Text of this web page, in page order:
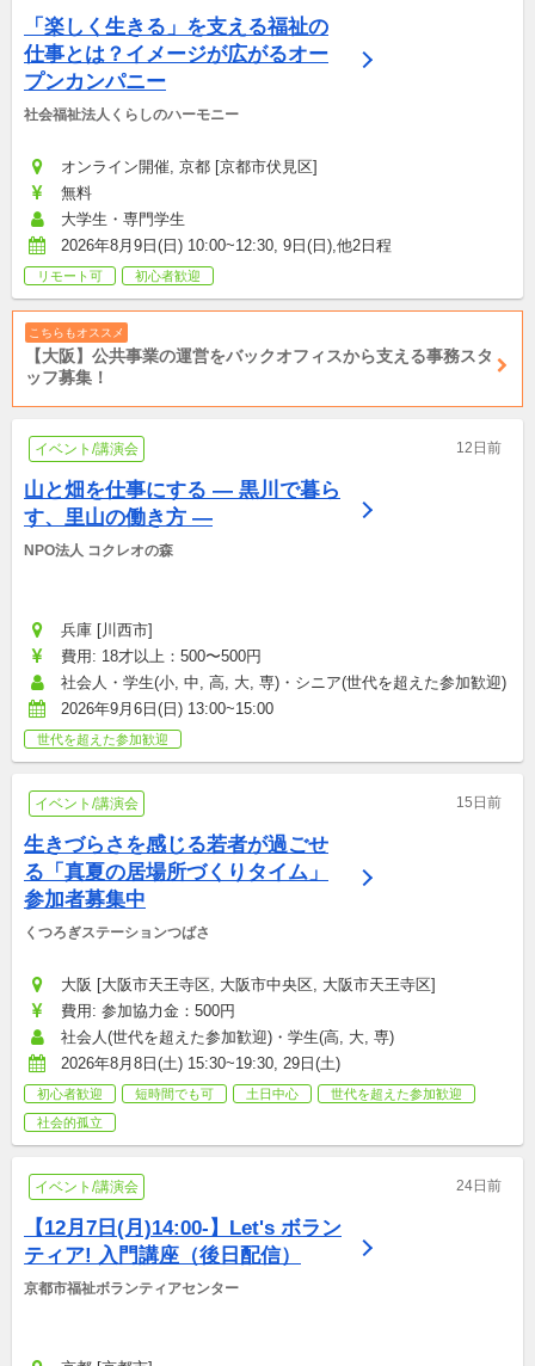
「楽しく生きる」を支える福祉の
仕事とは？イメージが広がるオー
プンカンパニー
社会福祉法人くらしのハーモニー
オンライン開催, 京都 [京都市伏見区]
無料
大学生・専門学生
2026年8月9日(日) 10:00~12:30, 9日(日),他2日程
リモート可 初心者歓迎
こちらもオススメ
【大阪】公共事業の運営をバックオフィスから支える事務スタ
ッフ募集！
イベント/講演会 12日前
山と畑を仕事にする ― 黒川で暮ら
す、里山の働き方 ―
NPO法人 コクレオの森
兵庫 [川西市]
費用: 18才以上：500〜500円
社会人・学生(小, 中, 高, 大, 専)・シニア(世代を超えた参加歓迎)
2026年9月6日(日) 13:00~15:00
世代を超えた参加歓迎
イベント/講演会 15日前
生きづらさを感じる若者が過ごせ
る「真夏の居場所づくりタイム」
参加者募集中
くつろぎステーションつばさ
大阪 [大阪市天王寺区, 大阪市中央区, 大阪市天王寺区]
費用: 参加協力金：500円
社会人(世代を超えた参加歓迎)・学生(高, 大, 専)
2026年8月8日(土) 15:30~19:30, 29日(土)
初心者歓迎 短時間でも可 土日中心
世代を超えた参加歓迎
社会的孤立
イベント/講演会 24日前
【12月7日(月)14:00-】Let's ボラン
ティア! 入門講座（後日配信）
京都市福祉ボランティアセンター